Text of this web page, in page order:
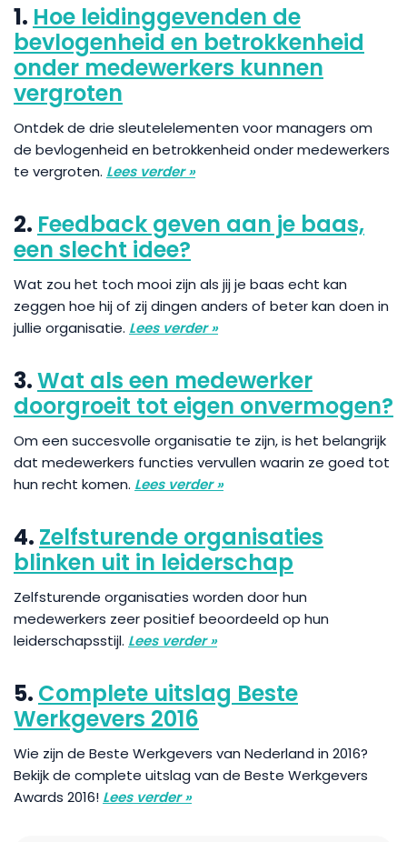
1. Hoe leidinggevenden de
bevlogenheid en betrokkenheid
onder medewerkers kunnen
vergroten
Ontdek de drie sleutelelementen voor managers om
de bevlogenheid en betrokkenheid onder medewerkers
te vergroten. Lees verder »
2. Feedback geven aan je baas,
een slecht idee?
Wat zou het toch mooi zijn als jij je baas echt kan
zeggen hoe hij of zij dingen anders of beter kan doen in
jullie organisatie. Lees verder »
3.Wat als een medewerker
doorgroeit tot eigen onvermogen?
Om een succesvolle organisatie te zijn, is het belangrijk
dat medewerkers functies vervullen waarin ze goed tot
hun recht komen. Lees verder »
4. Zelfsturende organisaties
blinken uit in leiderschap
Zelfsturende organisaties worden door hun
medewerkers zeer positief beoordeeld op hun
leiderschapsstijl. Lees verder »
5. Complete uitslag Beste
Werkgevers 2016
Wie zijn de Beste Werkgevers van Nederland in 2016?
Bekijk de complete uitslag van de Beste Werkgevers
Awards 2016! Lees verder »